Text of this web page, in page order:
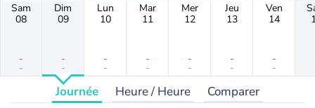
Sam
08
-
-
Dim
09
-
-
Lun
10
-
-
Mar
11
-
-
Mer
12
-
-
Jeu
13
-
-
Ven
14
-
-
Journée Heure / Heure Comparer